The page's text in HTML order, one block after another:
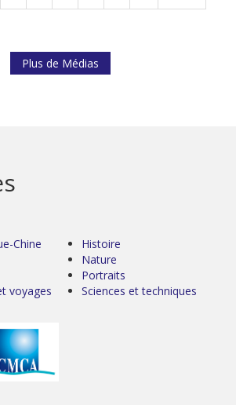
Plus de Médias
Chine
voyages
Histoire
Nature
Portraits
Sciences et techniques